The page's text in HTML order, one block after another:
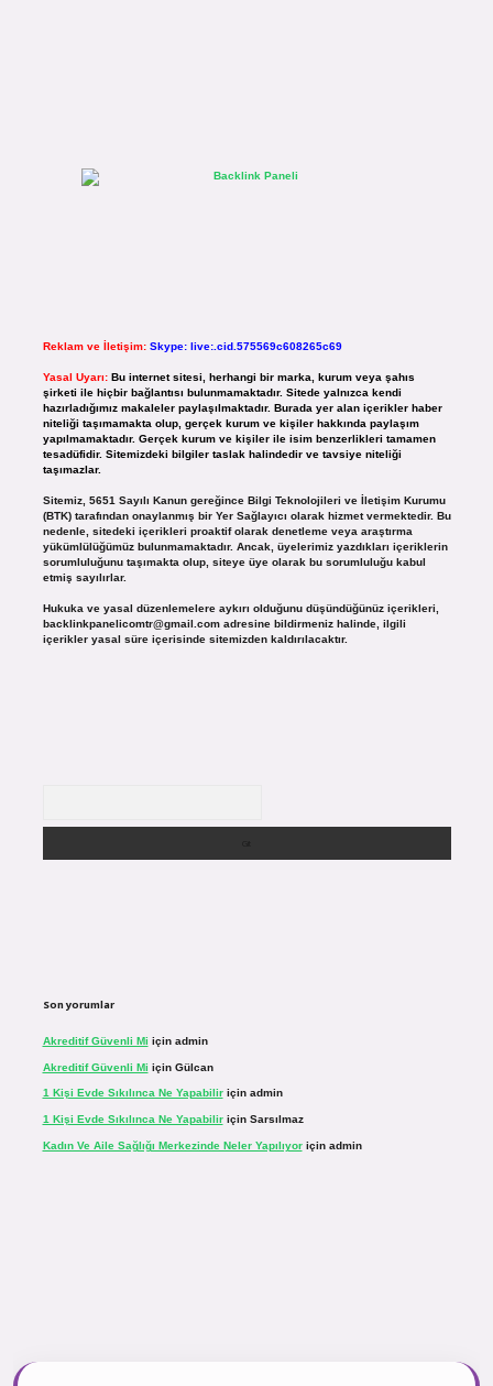
Reklam ve İletişim: Skype: live:.cid.575569c608265c69
Yasal Uyarı: Bu internet sitesi, herhangi bir marka, kurum veya şahıs
şirketi ile hiçbir bağlantısı bulunmamaktadır. Sitede yalnızca kendi
hazırladığımız makaleler paylaşılmaktadır. Burada yer alan içerikler haber
niteliği taşımamakta olup, gerçek kurum ve kişiler hakkında paylaşım
yapılmamaktadır. Gerçek kurum ve kişiler ile isim benzerlikleri tamamen
tesadüfidir. Sitemizdeki bilgiler taslak halindedir ve tavsiye niteliği
taşımazlar.
Sitemiz, 5651 Sayılı Kanun gereğince Bilgi Teknolojileri ve İletişim Kurumu
(BTK) tarafından onaylanmış bir Yer Sağlayıcı olarak hizmet vermektedir. Bu
nedenle, sitedeki içerikleri proaktif olarak denetleme veya araştırma
yükümlülüğümüz bulunmamaktadır. Ancak, üyelerimiz yazdıkları içeriklerin
sorumluluğunu taşımakta olup, siteye üye olarak bu sorumluluğu kabul
etmiş sayılırlar.
Hukuka ve yasal düzenlemelere aykırı olduğunu düşündüğünüz içerikleri,
backlinkpanelicomtr@gmail.comadresine bildirmeniz halinde, ilgili
içerikler yasal süre içerisinde sitemizden kaldırılacaktır.
Son yorumlar
Akreditif Güvenli Mi için admin
Akreditif Güvenli Mi için Gülcan
1 Kişi Evde Sıkılınca Ne Yapabiliriçin admin
1 Kişi Evde Sıkılınca Ne Yapabiliriçin Sarsılmaz
Kadın Ve Aile Sağlığı Merkezinde Neler Yapılıyoriçin admin